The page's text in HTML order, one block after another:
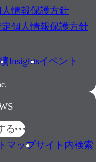
情報保護方針
個人情報保護方針
Insightsイベント
る
マップサイト内検索